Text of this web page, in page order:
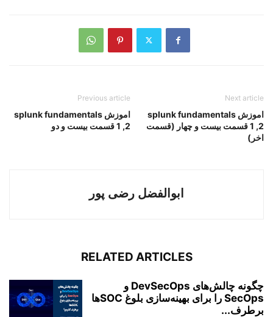
Previous article
اموزش splunk fundamentals
1 ,2 قسمت بیست و دو
Next article
اموزش splunk fundamentals
1 ,2 قسمت بیست و چهار (قسمت
اخر)
ابوالفضل رضی پور
RELATED ARTICLES
چگونه چالش‌های DevSecOps و
SecOps را برای بهینه‌سازی بلوغ SOC‌ها
برطرف...